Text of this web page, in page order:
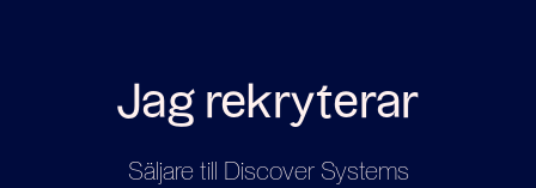
Jag rekryterar
Säljare till Discover Systems